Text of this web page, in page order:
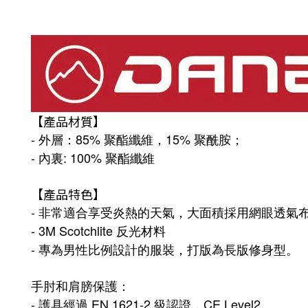
【產品材質】
- 外層：85% 聚酯纖維，15% 聚酰胺；
- 內裏: 100% 聚酯纖維
【產品特色】
- 非常適合享受炎熱的天氣，大面積採用網眼透氣
- 3M Scotchlite 反光材料
- 專為男性比例設計的服裝，打版為長版修身型。
手肘和肩膀保護：
- 護具經過 EN 1621-2 級認證，CE Level2。